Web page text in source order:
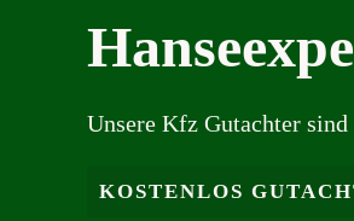
Unsere Kfz Gutachter
KOSTENLOS